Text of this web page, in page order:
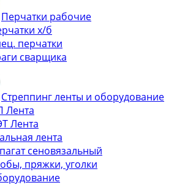
Перчатки рабочие
х/б
перчатки
сварщика
Стреппинг ленты и оборудование
Лента
Лента
лента
сеновязальный
пряжки, уголки